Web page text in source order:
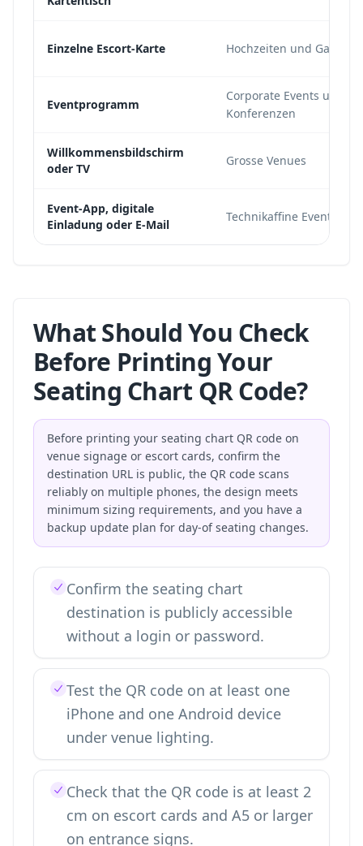
Einzelne Escort-Karte Hochzeiten und Galas
Eventprogramm
Corporate Events und
Konferenzen
Willkommensbildschirm
oder TV
Grosse Venues
Event-App, digitale
Einladung oder E-Mail
Technikaffine Events
What Should You Check
Before Printing Your
Seating Chart QR Code?
Before printing your seating chart QR code on
venue signage or escort cards, confirm the
destination URL is public, the QR code scans
reliably on multiple phones, the design meets
minimum sizing requirements, and you have a
backup update plan for day-of seating changes.
Confirm the seating chart
destination is publicly accessible
without a login or password.
Test the QR code on at least one
iPhone and one Android device
under venue lighting.
Check that the QR code is at least 2
cm on escort cards and A5 or larger
on entrance signs.